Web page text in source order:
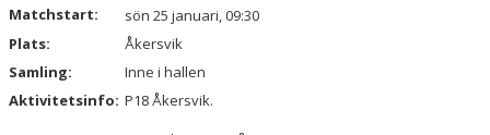
KONTAKT
Matchstart:
sön 25 januari, 09:30
Plats:
Åkersvik
Samling:
Inne i hallen
Aktivitetsinfo: P18 Åkersvik.